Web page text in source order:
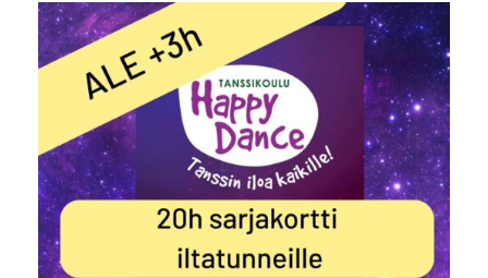
LISÄÄ OSTOSKORIIN / LISÄTIEDOT